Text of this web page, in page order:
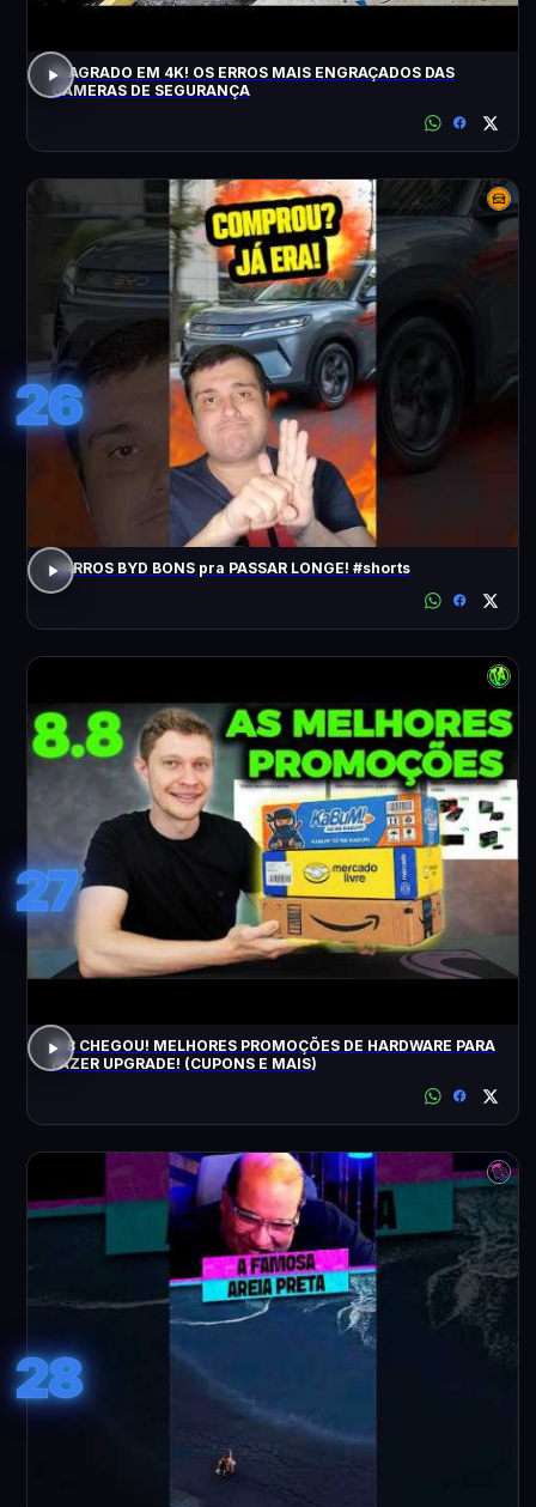
FLAGRADO EM 4K! OS ERROS MAIS ENGRAÇADOS DAS
CÂMERAS DE SEGURANÇA
26
CARROS BYD BONS pra PASSAR LONGE! #shorts
27
8.8 CHEGOU! MELHORES PROMOÇÕES DE HARDWARE PARA
FAZER UPGRADE! (CUPONS E MAIS)
28